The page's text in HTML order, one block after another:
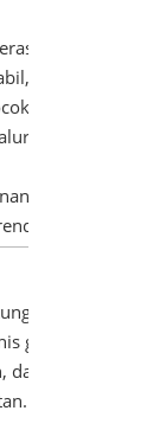
gas,